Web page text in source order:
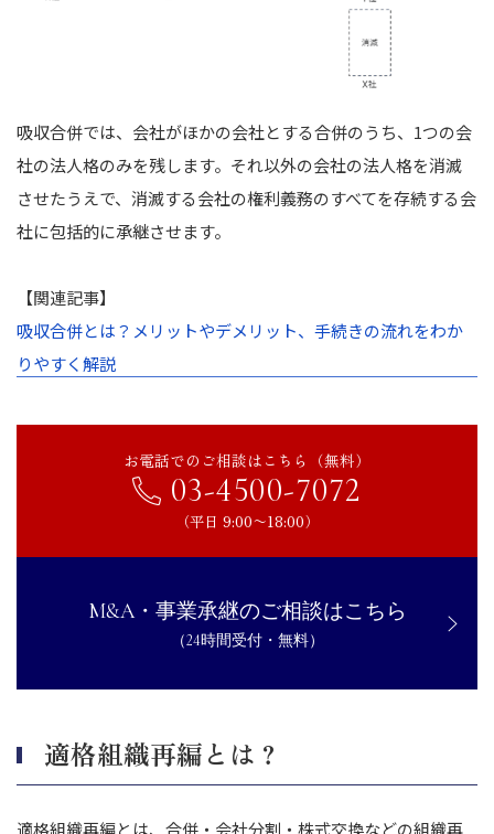
吸収合併では、会社がほかの会社とする合併のうち、1つの会
社の法人格のみを残します。 それ以外の会社の法人格を消滅
させたうえで、消滅する会社の権利義務のすべてを存続する会
社に包括的に承継させます。
【関連記事】
吸収合併とは？メリットやデメリット、手続きの流れをわか
りやすく解説
お電話でのご相談はこちら（無料）
03-4500-7072
（平日 9:00〜18:00）
M&A・事業承継のご相談はこちら
（24時間受付・無料）
適格組織再編とは？
適格組織再編とは、合併・会社分割・株式交換などの組織再